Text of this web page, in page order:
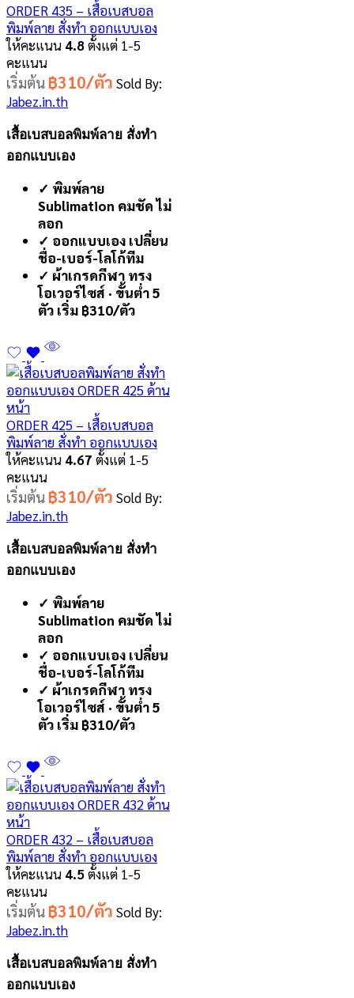
ORDER 435 – เสื้อเบสบอล
พิมพ์ลาย สั่งทำ ออกแบบเอง
ให้คะแนน 4.8ตั้งแต่ 1-5
คะแนน
เริ่มต้น ฿310/ตัว Sold By:
Jabez.in.th
เสื้อเบสบอลพิมพ์ลาย สั่งทำ
ออกแบบเอง
✓ พิมพ์ลาย
Sublimation คมชัด ไม่
ลอก
✓ ออกแบบเอง เปลี่ยน
ชื่อ-เบอร์-โลโก้ทีม
✓ ผ้าเกรดกีฬา ทรง
โอเวอร์ไซส์ · ขั้นต่ำ 5
ตัว เริ่ม ฿310/ตัว
ORDER 425 – เสื้อเบสบอล
พิมพ์ลาย สั่งทำ ออกแบบเอง
ให้คะแนน 4.67 ตั้งแต่ 1-5
คะแนน
เริ่มต้น ฿310/ตัว Sold By:
Jabez.in.th
เสื้อเบสบอลพิมพ์ลาย สั่งทำ
ออกแบบเอง
✓ พิมพ์ลาย
Sublimation คมชัด ไม่
ลอก
✓ ออกแบบเอง เปลี่ยน
ชื่อ-เบอร์-โลโก้ทีม
✓ ผ้าเกรดกีฬา ทรง
โอเวอร์ไซส์ · ขั้นต่ำ 5
ตัว เริ่ม ฿310/ตัว
ORDER 432 – เสื้อเบสบอล
พิมพ์ลาย สั่งทำ ออกแบบเอง
ให้คะแนน 4.5ตั้งแต่ 1-5
คะแนน
เริ่มต้น ฿310/ตัว Sold By:
Jabez.in.th
เสื้อเบสบอลพิมพ์ลาย สั่งทำ
ออกแบบเอง